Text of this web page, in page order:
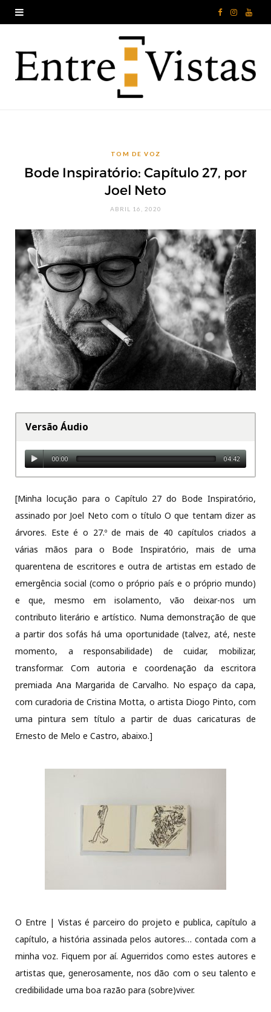
F
c
k
I Y
u
TOM DE VOZ
Bode Inspiratório: Capítulo 27, por
Joel Neto
ABRIL 16, 2020
Versão Áudio
00:00 04:42
[Minha locução para o Capítulo 27 do Bode Inspiratório,
assinado por Joel Neto com o título O que tentam dizer as
árvores. Este é o 27.º de mais de 40 capítulos criados a
várias mãos para o Bode Inspiratório, mais de uma
quarentena de escritores e outra de artistas em estado de
emergência social (como o próprio país e o próprio mundo)
e que, mesmo em isolamento, vão deixar-nos um
contributo literário e artístico. Numa demonstração de que
a partir dos sofás há uma oportunidade (talvez, até, neste
momento, a responsabilidade) de cuidar, mobilizar,
transformar. Com autoria e coordenação da escritora
premiada Ana Margarida de Carvalho. No espaço da capa,
com curadoria de Cristina Motta, o artista Diogo Pinto, com
uma pintura sem título a partir de duas caricaturas de
Ernesto de Melo e Castro, abaixo.]
O Entre | Vistas é parceiro do projeto e publica, capítulo a
capítulo, a história assinada pelos autores… contada com a
minha voz. Fiquem por aí. Aguerridos como estes autores e
artistas que, generosamente, nos dão com o seu talento e
credibilidade uma boa razão para (sobre)viver.